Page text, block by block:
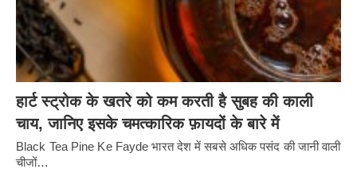
हार्ट स्ट्रोक के खतरे को कम करती है सुबह की काली
चाय, जानिए इसके चमत्कारिक फ़ायदों के बारे में
Black Tea Pine Ke Fayde भारत देश में सबसे अधिक पसंद की जानी वाली
चीजों…